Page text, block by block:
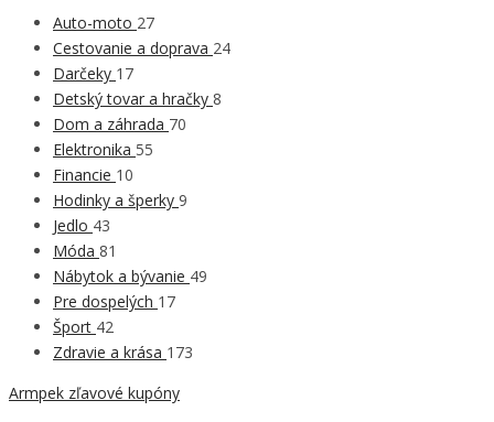
Auto-moto 27
Cestovanie a doprava 24
Darčeky 17
Detský tovar a hračky 8
Dom a záhrada 70
Elektronika 55
Financie 10
Hodinky a šperky 9
Jedlo 43
Móda 81
Nábytok a bývanie 49
Pre dospelých 17
Šport 42
Zdravie a krása 173
Armpek zľavové kupóny